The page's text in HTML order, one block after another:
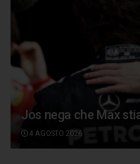
Jos nega che Max
4 AGOSTO 2026